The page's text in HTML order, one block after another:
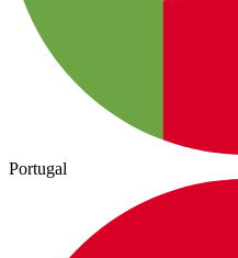
Portugal